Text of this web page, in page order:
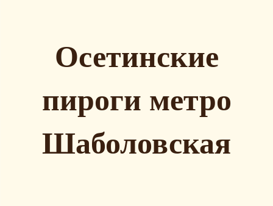
Осетинские
пироги метро
Шаболовская